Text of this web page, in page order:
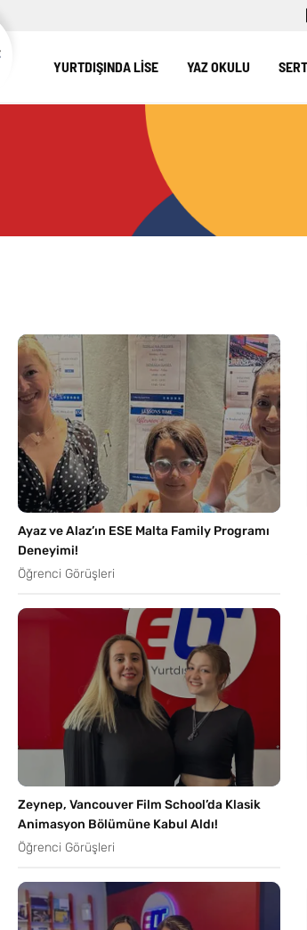
YURTDIŞINDA LİSE YAZ OKULU
Ayaz ve Alaz’ın ESE Malta Family Programı
Deneyimi!
Öğrenci Görüşleri
Zeynep, Vancouver Film School’da Klasik
Animasyon Bölümüne Kabul Aldı!
Öğrenci Görüşleri